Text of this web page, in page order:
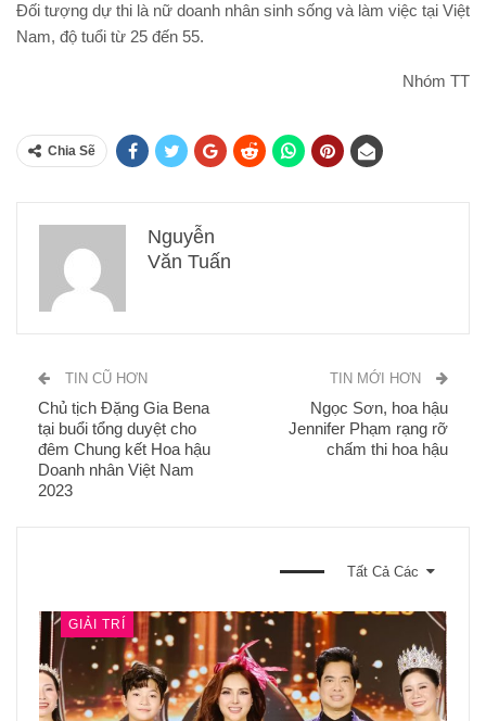
Đối tượng dự thi là nữ doanh nhân sinh sống và làm việc tại Việt
Nam, độ tuổi từ 25 đến 55.
Nhóm TT
Chia Sẽ
Nguyễn
Văn Tuấn
TIN CŨ HƠN
Chủ tịch Đặng Gia Bena
tại buổi tổng duyệt cho
đêm Chung kết Hoa hậu
Doanh nhân Việt Nam
2023
TIN MỚI HƠN
Ngọc Sơn, hoa hậu
Jennifer Phạm rạng rỡ
chấm thi hoa hậu
Tất Cả Các
GIẢI TRÍ